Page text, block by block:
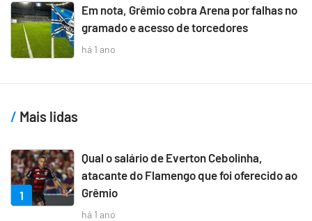
Em nota, Grêmio cobra Arena por falhas no
gramado e acesso de torcedores
há 1 ano
Mais lidas
1
Qual o salário de Everton Cebolinha,
atacante do Flamengo que foi oferecido ao
Grêmio
há 1 ano